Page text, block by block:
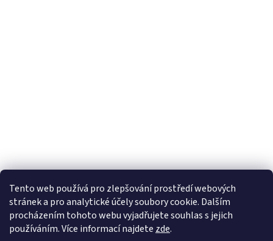
Tento web používá pro zlepšování prostředí webových
stránek a pro analytické účelysoubory cookie. Dalším
procházením tohoto webu vyjadřujete souhlas s jejich
používáním. Více informacínajdete zde.
Sledovat na Instagramu